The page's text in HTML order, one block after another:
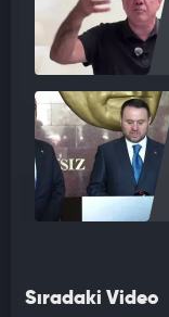
Sıradaki Video